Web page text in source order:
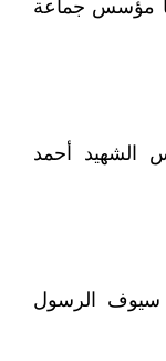
مؤسس جماعة
الشهيد أحمد
الرسول